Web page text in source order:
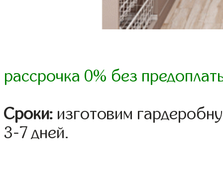
рассрочка 0% без
Сроки: изготовим
3-7 дней.